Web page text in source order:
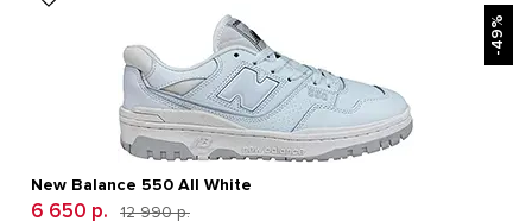
-49%
New Balance 550 All White
6 650 р. 12 990 р.